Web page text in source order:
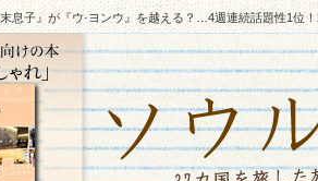
息子』が『ウ·ヨンウ』を越える？…4週連続話題性1位